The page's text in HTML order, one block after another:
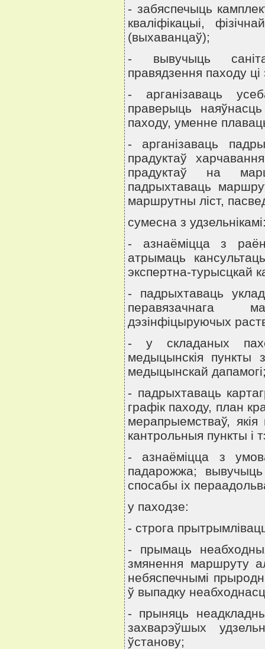
- забяспечыць
квалiфiкацыi,
(выхаванцаў);
- вывучыць
правядзення паходу цi
- арганiзаваць
праверыць
паходу, уменне
- арганiзаваць
прадуктаў
прадуктаў на
падрыхтаваць
маршрутны лiст,
сумесна з
- азнаёмiцца з
атрымаць
экспертна-турысцкай
- падрыхтаваць
перавязачнага
дэзiнфiцыруючых
- у складаных
медыцынскiя пункты
медыцынскай
- падрыхтаваць
графiк паходу, план
мерапрыемстваў,
кантрольныя пункты i
- азнаёмiцца з
падарожжа;
спосабы iх
у паходзе:
- строга
- прымаць
змянення маршруту
небяспечнымi
ў выпадку
- прыняць
захварэўшых
ўстанову;